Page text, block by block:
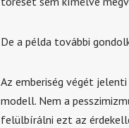
De a példa további
Az emberiség végét
modell. Nem a
felülbírálni ezt az